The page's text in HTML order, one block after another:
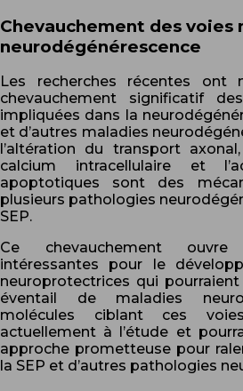
Chevauchement des voies
neurodégénérescence
Les recherches récentes ont
chevauchement significatif
impliquées dans la
et d’autres maladies
l’altération du transport
calcium intracellulaire et
apoptotiques sont des
plusieurs pathologies
SEP.
Ce chevauchement
intéressantes pour le
neuroprotectrices qui
éventail de maladies
molécules ciblant ces
actuellement à l’étude et
approche prometteuse pour
la SEP et d’autres pathologies